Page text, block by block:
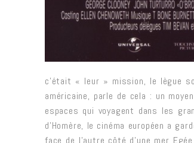
c’était « leur » mission, le lègue
américaine, parle de cela : un
espaces qui voyagent dans les
d’Homère, le cinéma européen a
face de l’autre côté d’une mer